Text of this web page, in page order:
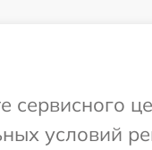
сервисного
условий